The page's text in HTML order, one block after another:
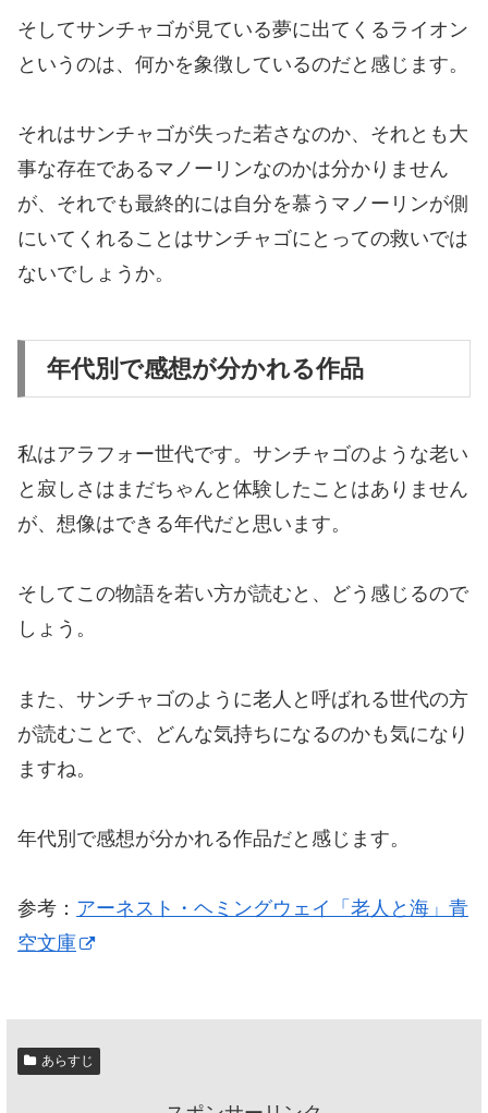
そしてサンチャゴが見ている夢に出てくるライオン
というのは、何かを象徴しているのだと感じます。
それはサンチャゴが失った若さなのか、それとも大
事な存在であるマノーリンなのかは分かりません
が、それでも最終的には自分を慕うマノーリンが側
にいてくれることはサンチャゴにとっての救いでは
ないでしょうか。
年代別で感想が分かれる作品
私はアラフォー世代です。サンチャゴのような老い
と寂しさはまだちゃんと体験したことはありません
が、想像はできる年代だと思います。
そしてこの物語を若い方が読むと、どう感じるので
しょう。
また、サンチャゴのように老人と呼ばれる世代の方
が読むことで、どんな気持ちになるのかも気になり
ますね。
年代別で感想が分かれる作品だと感じます。
参考： アーネスト・ヘミングウェイ「老人と海」青
空文庫
あらすじ